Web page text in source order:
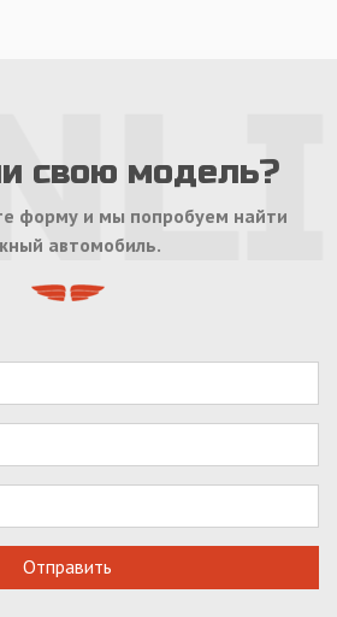
свою модель?
форму и мы попробуем найти
автомобиль.